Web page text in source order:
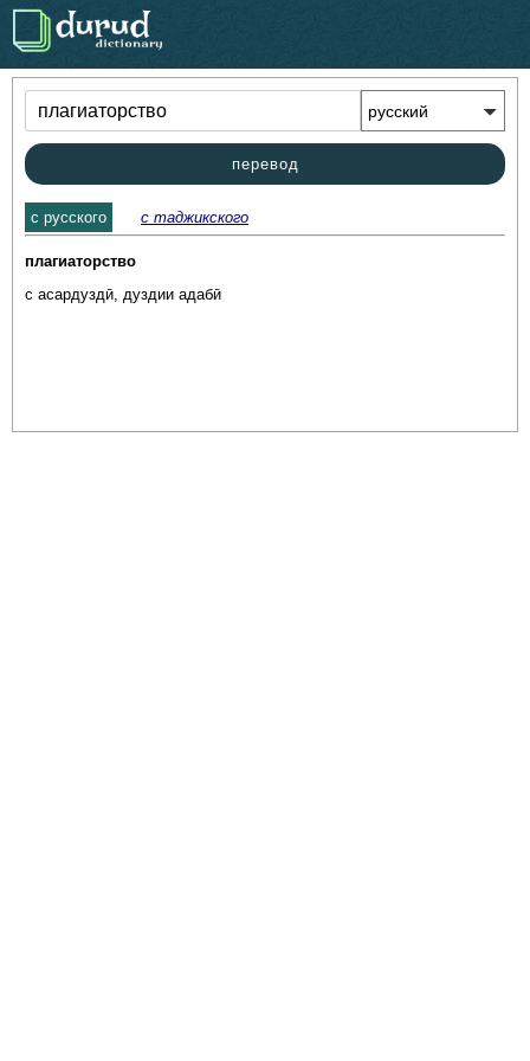
.
перевод
c русского с таджикского
плагиаторство
с асардуздӣ, дуздии адабӣ